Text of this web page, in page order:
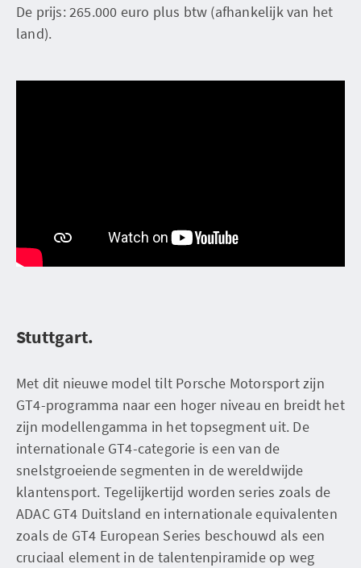
De prijs: 265.000 euro plus btw (afhankelijk van het
land).
Stuttgart.
Met dit nieuwe model tilt Porsche Motorsport zijn
GT4-programma naar een hoger niveau en breidt het
zijn modellengamma in het topsegment uit. De
internationale GT4-categorie is een van de
snelstgroeiende segmenten in de wereldwijde
klantensport. Tegelijkertijd worden series zoals de
ADAC GT4 Duitsland en internationale equivalenten
zoals de GT4 European Series beschouwd als een
cruciaal element in de talentenpiramide op weg